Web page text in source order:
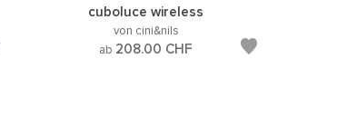
cuboluce wireless
von cini&nils
ab 208.00 CHF